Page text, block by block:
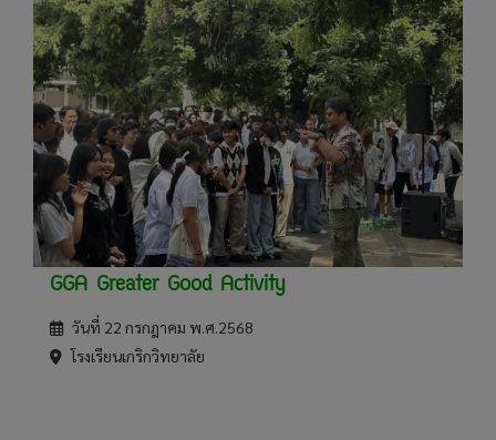
GGA Greater Good Activity
วันที่ 22 กรกฎาคม พ.ศ.2568
โรงเรียนเกริกวิทยาลัย